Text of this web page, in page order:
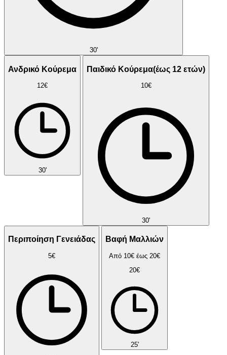
30'
Ανδρικό Κούρεμα
12€
30'
Παιδικό Κούρεμα(έως 12 ετών)
10€
30'
Περιποίηση Γενειάδας
5€
Βαφή Μαλλιών
Από 10€ έως 20€
20€
25'